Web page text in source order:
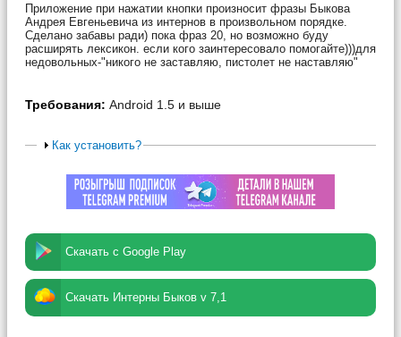
Приложение при нажатии кнопки произносит фразы Быкова
Андрея Евгеньевича из интернов в произвольном порядке.
Сделано забавы ради) пока фраз 20, но возможно буду
расширять лексикон. если кого заинтересовало помогайте)))для
недовольных-"никого не заставляю, пистолет не наставляю"
Требования: Android 1.5 и выше
Как установить?
Скачать с Google Play
Скачать Интерны Быков v 7,1